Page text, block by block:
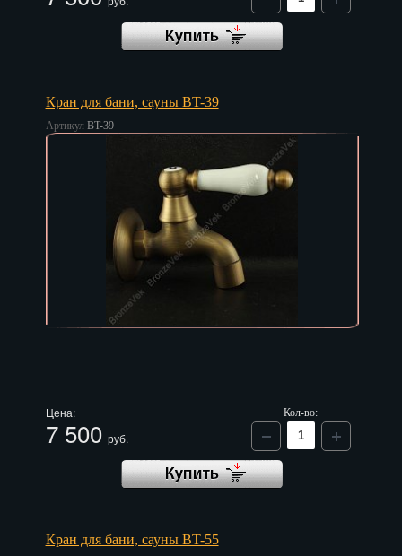
Кран для бани, сауны BT-39
Артикул BT-39
Цена:
7 500 руб.
Кол-во:
Кран для бани, сауны BT-55